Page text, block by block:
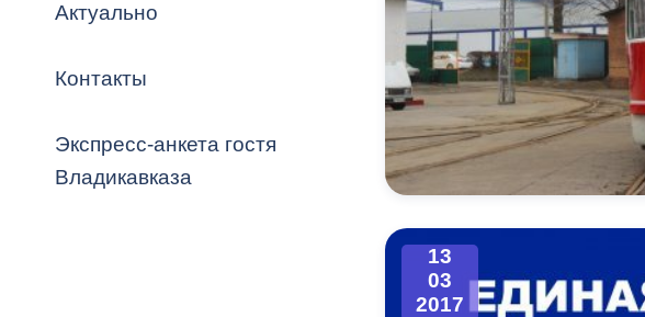
Владикавказ
Распоряжения, постановления
ОРВ и экспертиза НПА
Оценка деятельности органов
местного самоуправления
Открытые данные
Актуально
Контакты
Экспресс-анкета гостя
Владикавказа
13
03
2017